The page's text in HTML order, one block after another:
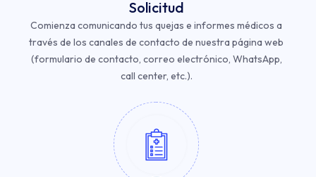
Solicitud
Comienza comunicando tus quejas e informes médicos a
través de los canales de contacto de nuestra página web
(formulario de contacto, correo electrónico, WhatsApp,
call center, etc.).